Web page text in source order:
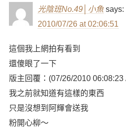
光陰班No.49│小魚 says:
2010/07/26 at 02:06:51
這個我上網拍有看到
還傻眼了一下
版主回覆：(07/26/2010 06:08:23
我之前就知道有這樣的東西
只是沒想到阿輝會送我
粉開心柳～